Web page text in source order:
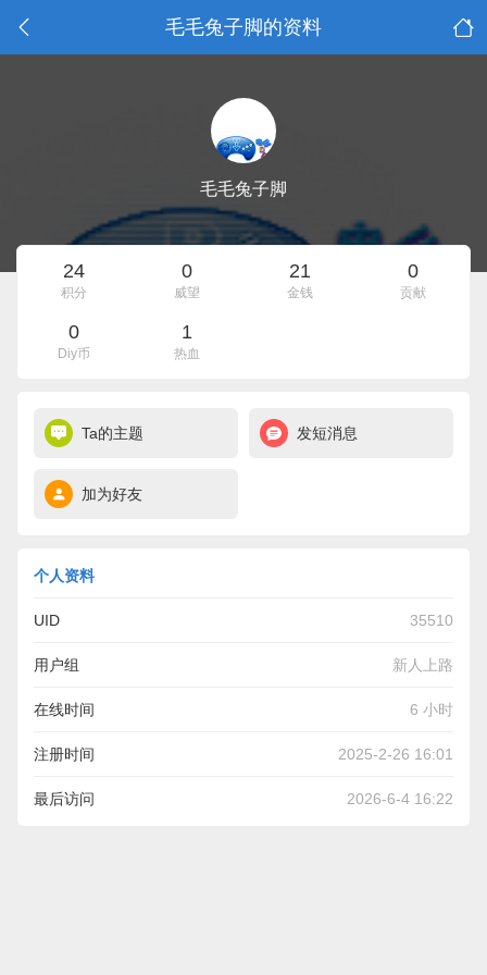
毛毛兔子脚的资料
毛毛兔子脚
24
积分
0
威望
21
金钱
0
贡献
0
Diy币
1
热血
Ta的主题 发短消息
加为好友
个人资料
UID 35510
用户组 新人上路
在线时间 6 小时
注册时间 2025-2-26 16:01
最后访问 2026-6-4 16:22